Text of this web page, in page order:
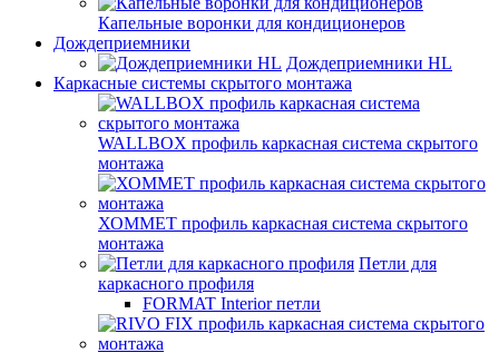
Капельные воронки для кондиционеров
Дождеприемники
Дождеприемники HL
Каркасные системы скрытого монтажа
WALLBOX профиль каркасная система скрытого
монтажа
ХОММЕТ профиль каркасная система скрытого
монтажа
Петли для
каркасного профиля
FORMAT Interior петли